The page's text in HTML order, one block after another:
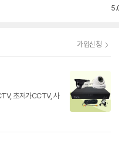
가입신청
초저가CCTV, 사